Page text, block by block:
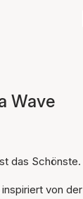
Wave
das Schönste.
von der